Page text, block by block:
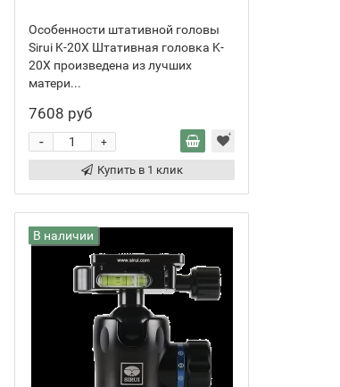
Особенности штативной головы
Sirui K-20X Штативная головка K-
20X произведена из лучших
матери...
7608 руб
+
-
Купить в 1 клик
В наличии